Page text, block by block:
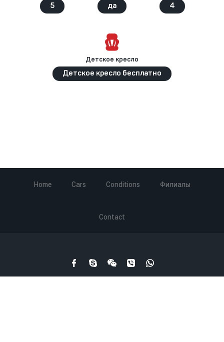
5 да 4
Детское кресло
Детское кресло бесплатно
Home Cars Conditions Филиалы
Contact